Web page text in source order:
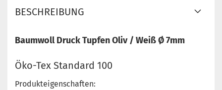
BESCHREIBUNG
Baumwoll Druck Tupfen Oliv / Weiß Ø 7mm
Öko-Tex Standard 100
Produkteigenschaften: